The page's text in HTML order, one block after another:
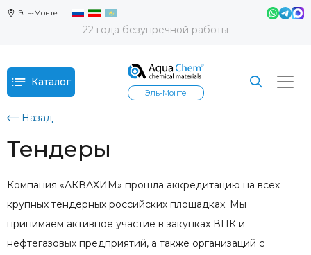
Эль-Монте
22 года безупречной работы
Каталог
Эль-Монте
Назад
Тендеры
Компания «АКВАХИМ» прошла аккредитацию на всех
крупных тендерных российских площадках. Мы
принимаем активное участие в закупках ВПК и
нефтегазовых предприятий, а также организаций с